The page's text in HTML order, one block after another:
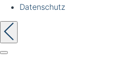
Datenschutz